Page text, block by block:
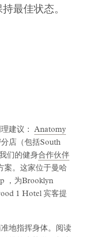
最佳状态。
建议： Anatomy
店（包括South
们的健身合作伙伴
案。这家位于曼哈
，为Brooklyn
1 Hotel 宾客提
地指挥身体。阅读